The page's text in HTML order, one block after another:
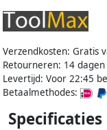
Verzendkosten: Gratis
Retourneren: 14 dagen
Levertijd: Voor 22:45
Betaalmethodes:
Specificaties